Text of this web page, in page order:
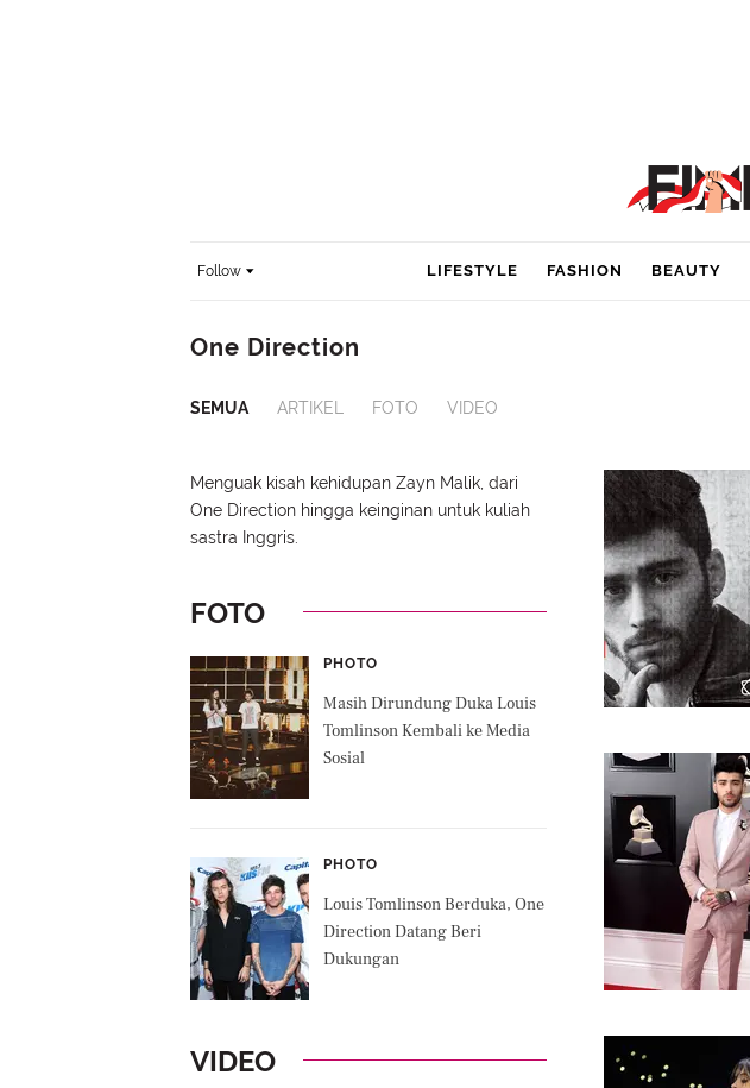
Follow LIFESTYLE FASHION BEAUTY
One Direction
SEMUA ARTIKEL FOTO VIDEO
Menguak kisah kehidupan Zayn Malik, dari
One Direction hingga keinginan untuk kuliah
sastra Inggris.
FOTO
PHOTO
Masih Dirundung Duka Louis
Tomlinson Kembali ke Media
Sosial
PHOTO
Louis Tomlinson Berduka, One
Direction Datang Beri
Dukungan
VIDEO